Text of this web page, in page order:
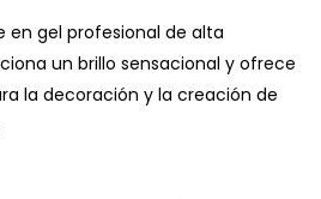
en gel profesional de alta
un brillo sensacional y ofrece
la decoración y la creación de